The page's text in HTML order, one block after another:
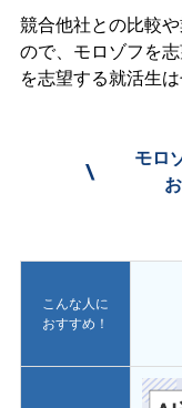
競合他社との比較
ので、モロゾフを
を志望する就活生
\
モロ
こんな人に
おすすめ！